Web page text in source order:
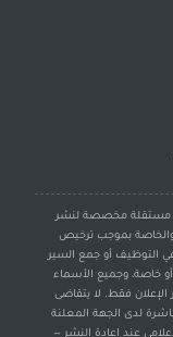
مستقلة مخصصة لنشر
والخاصة بموجب ترخيص
التوظيف أو جمع السير
خاصة، وجميع الأسماء
فقط. لا يتقاضى
لدى الجهة المعلنة
عند إعادة النشر —